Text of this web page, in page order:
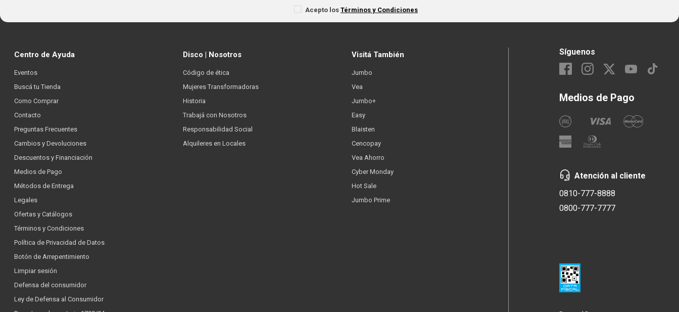
Acepto losTérminos y Condiciones
Centro de Ayuda
Eventos
Buscá tu Tienda
Como Comprar
Contacto
Preguntas Frecuentes
Cambios y Devoluciones
Descuentos y Financiación
Medios de Pago
Métodos de Entrega
Legales
Ofertas y Catálogos
Términos y Condiciones
Política de Privacidad de Datos
Botón de Arrepentimiento
Limpiar sesión
Defensa del consumidor
Ley de Defensa al Consumidor
Disco | Nosotros
Código de ética
Mujeres Transformadoras
Historia
Trabajá con Nosotros
Responsabilidad Social
Alquileres en Locales
Visitá También
Jumbo
Vea
Jumbo+
Easy
Blaisten
Cencopay
Vea Ahorro
Cyber Monday
Hot Sale
Jumbo Prime
Síguenos
Medios de Pago
Atención al cliente
0810-777-8888
0800-777-7777